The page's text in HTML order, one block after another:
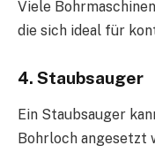
Viele
die sich ideal für
4. Staubsauger
Ein Staubsauger
Bohrloch angesetzt